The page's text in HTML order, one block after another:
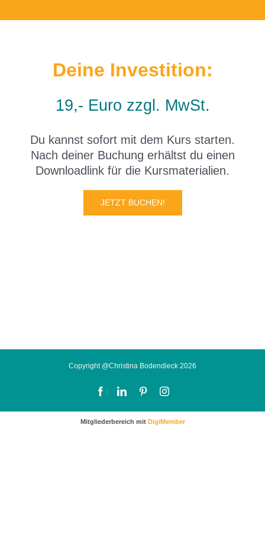
Deine Investition:
19,- Euro zzgl. MwSt.
Du kannst sofort mit dem Kurs starten.
Nach deiner Buchung erhältst du einen
Downloadlink für die Kursmaterialien.
JETZT BUCHEN!
Copyright @Christina Bodendieck 2026
FacebookLinkedInPinterestInstagram
Mitgliederbereich mit DigiMember